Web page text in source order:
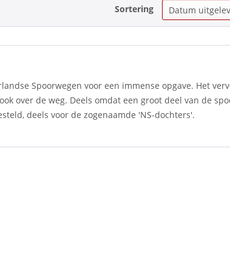
Sortering
Spoorwegen voor een immense opgave. Het
over de weg. Deels omdat een groot deel van de
deels voor de zogenaamde 'NS-dochters'.